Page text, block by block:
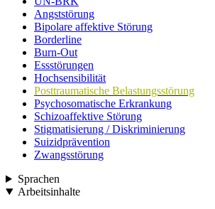
Angststörung
Bipolare affektive Störung
Borderline
Burn-Out
Essstörungen
Hochsensibilität
Posttraumatische Belastungsstörung
Psychosomatische Erkrankung
Schizoaffektive Störung
Stigmatisierung / Diskriminierung
Suizidprävention
Zwangsstörung
Sprachen
Arbeitsinhalte